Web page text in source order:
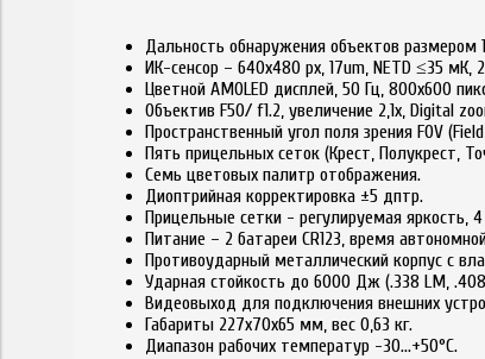
Дальность обнаружения объектов
ИК-сенсор – 640х480 px, 17um, NETD ≤35 мК,
Цветной AMOLED дисплей, 50 Гц, 800x600
Объектив F50/ f1.2, увеличение 2,1х, Digital
Пространственный угол поля зрения FOV
Пять прицельных сеток (Крест, Полукрест,
Семь цветовых палитр отображения.
Диоптрийная корректировка ±5 дптр.
Прицельные сетки - регулируемая яркость,
Питание – 2 батареи CR123, время
Противоударный металлический корпус с
Ударная стойкость до 6000 Дж (.338 LM,
Видеовыход для подключения внешних
Габариты 227x70x65 мм, вес 0,63 кг.
Диапазон рабочих температур -30…+50°С.